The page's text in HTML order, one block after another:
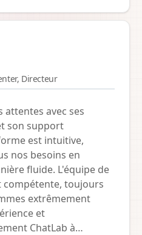
notre première
Directeur
attentes avec ses
son support
est intuitive,
nos besoins en
fluide. L'équipe de
compétente, toujours
extrêmement
et
ChatLab à